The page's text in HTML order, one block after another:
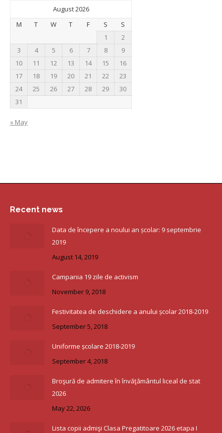
August 2026
M
T W T F S
S
1
2
3
4 5 6 7 8
9
10
11 12 13 14 15
16
17
18 19 20 21 22
23
24
25 26 27 28 29
30
31
« May
Recent news
Data de începere a noului an școlar: 9 septembrie
2019
August 14, 2019
Campania 19 zile de activism
November 9, 2018
Festivitatea de deschidere a anului școlar 2018-2019
September 5, 2018
Uniforme școlare 2018-2019
September 4, 2018
Broşură de admitere în învăţământul liceal de stat
2026
May 22, 2026
Lista copii admişi Clasa Pregatitoare 2026 etapa I